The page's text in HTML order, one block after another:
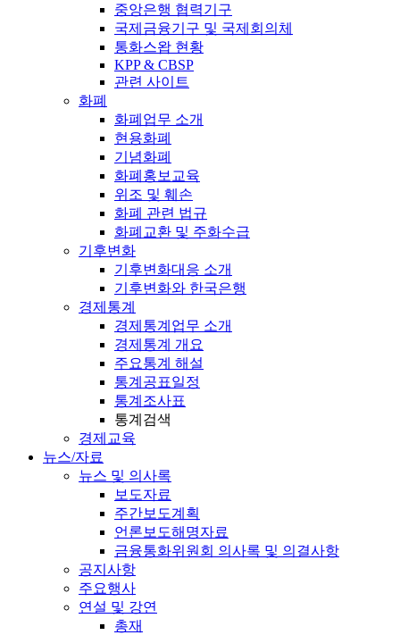
중앙은행 협력기구
국제금융기구 및 국제회의체
통화스왑 현황
KPP & CBSP
관련 사이트
화폐
화폐업무 소개
현용화폐
기념화폐
화폐홍보교육
위조 및 훼손
화폐 관련 법규
화폐교환 및 주화수급
기후변화
기후변화대응 소개
기후변화와 한국은행
경제통계
경제통계업무 소개
경제통계 개요
주요통계 해설
통계공표일정
통계조사표
통계검색
경제교육
뉴스/자료
뉴스 및 의사록
보도자료
주간보도계획
언론보도해명자료
금융통화위원회 의사록 및 의결사항
공지사항
주요행사
연설 및 강연
총재